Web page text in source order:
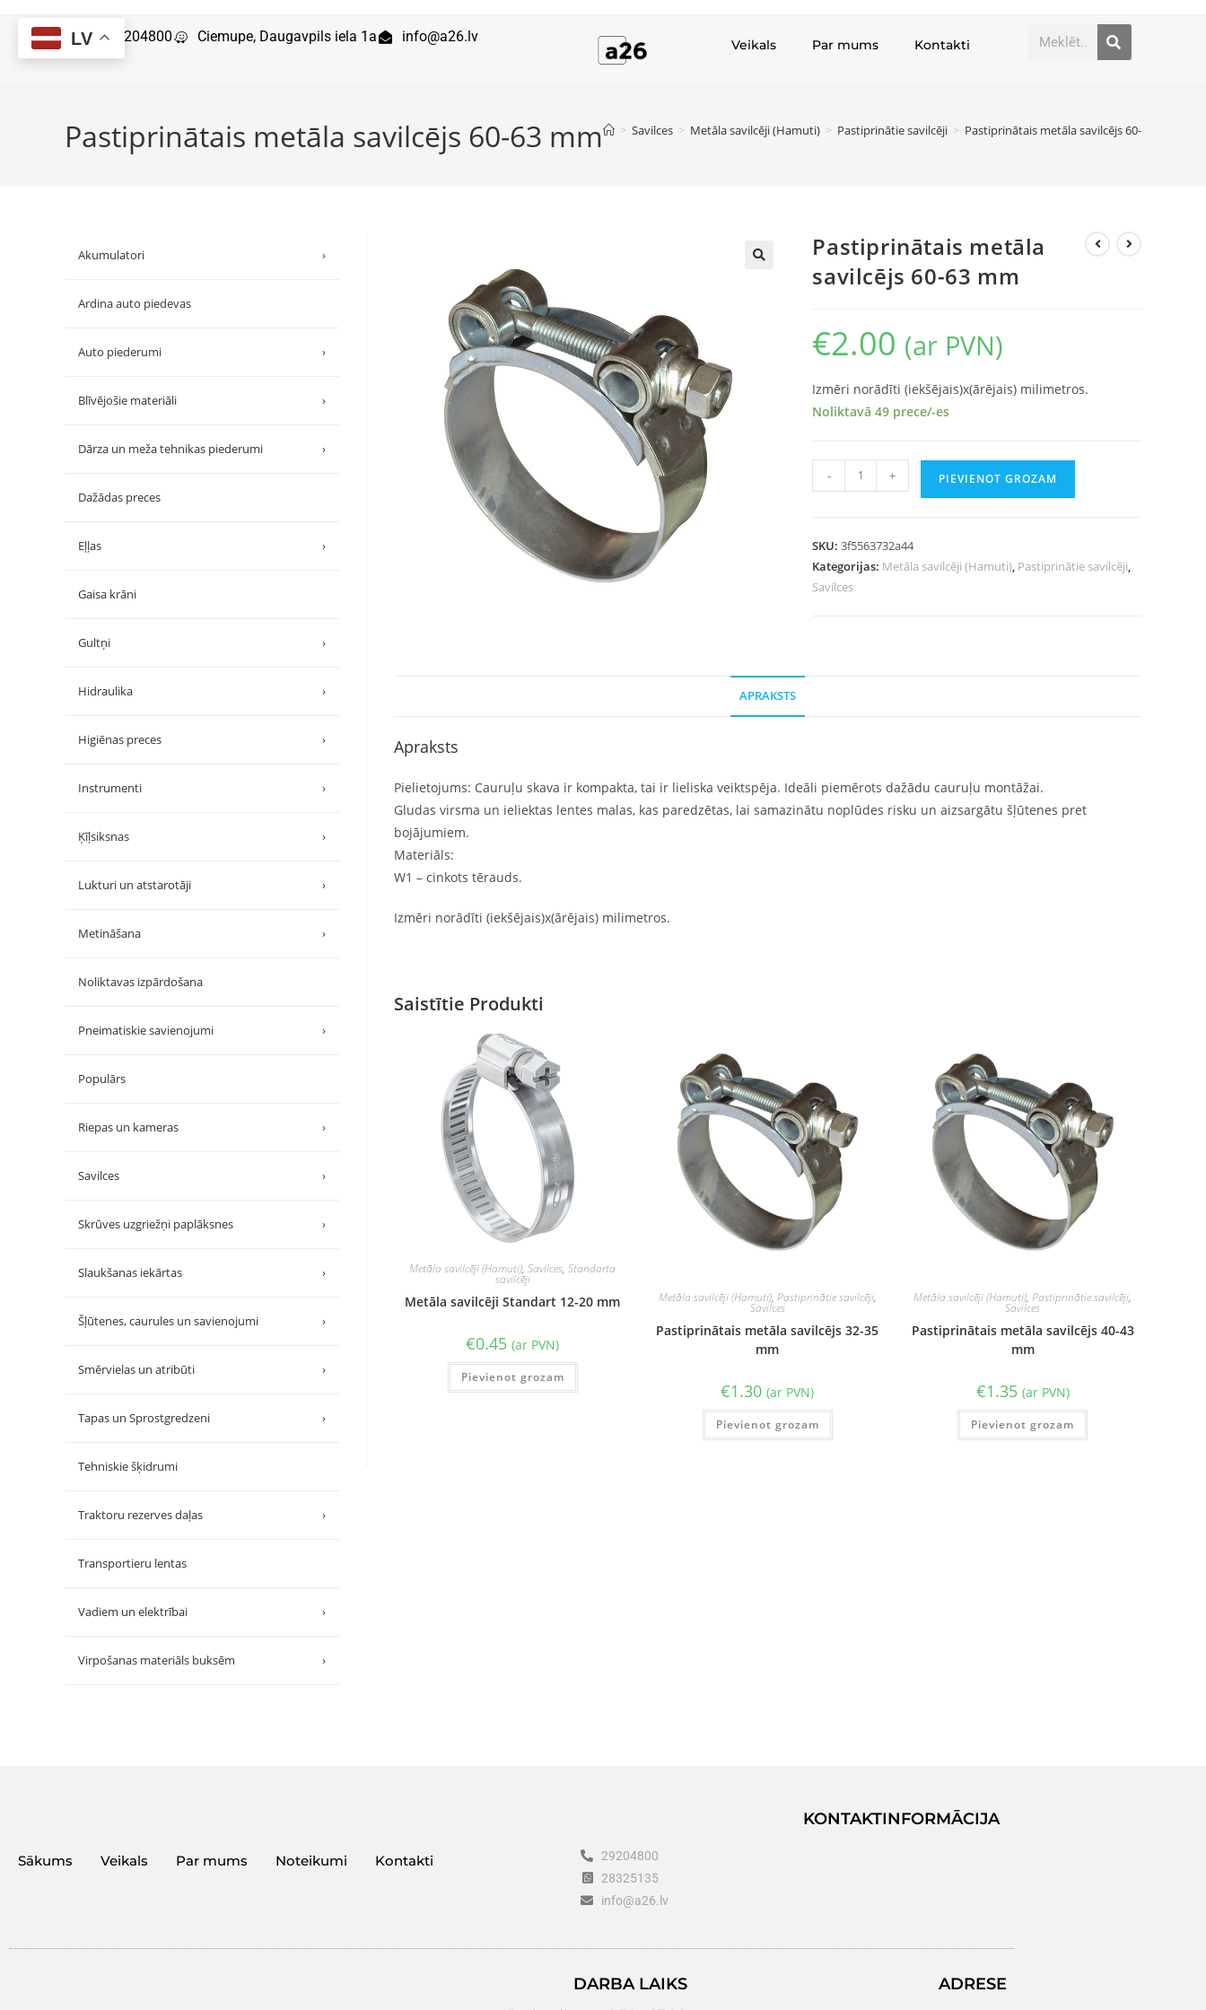
29204800 Ciemupe, Daugavpils iela 1a info@a26.lv Veikals Par mums Kontakti
Pastiprinātais metāla savilcējs 60-63 mm > Savilces > Metāla savilcēji (Hamuti) > Pastiprinātie savilcēji > Pastiprinātais metāla savilcējs 60-63 mm
Pastiprinātais metāla
savilcējs 60-63 mm
€2.00 (ar PVN)
Izmēri norādīti (iekšējais)x(ārējais) milimetros.
Noliktavā 49 prece/-es
- + PIEVIENOT GROZAM
SKU:3f5563732a44
Kategorijas: Metāla savilcēji (Hamuti), Pastiprinātie savilcēji,
Savilces
APRAKSTS
Apraksts
Pielietojums: Cauruļu skava ir kompakta, tai ir lieliska veiktspēja. Ideāli piemērots dažādu cauruļu montāžai.
Gludas virsma un ieliektas lentes malas, kas paredzētas, lai samazinātu noplūdes risku un aizsargātu šļūtenes pret
bojājumiem.
Materiāls:
W1 – cinkots tērauds.
Izmēri norādīti (iekšējais)x(ārējais) milimetros.
Saistītie Produkti
Metāla savilcēji (Hamuti),Savilces,Standarta
savilcēji
Metāla savilcēji Standart 12-20 mm
€0.45 (ar PVN)
Pievienot grozam
Metāla savilcēji (Hamuti), Pastiprinātie savilcēji,
Savilces
Pastiprinātais metāla savilcējs 32-35
mm
€1.30 (ar PVN)
Pievienot grozam
Metāla savilcēji (Hamuti),Pastiprinātie savilcēji,
Savilces
Pastiprinātais metāla savilcējs 40-43
mm
€1.35 (ar PVN)
Pievienot grozam
Akumulatori ›
Ardina auto piedevas
Auto piederumi ›
Blīvējošie materiāli ›
Dārza un meža tehnikas piederumi ›
Dažādas preces
Eļļas ›
Gaisa krāni
Gultņi ›
Hidraulika ›
Higiēnas preces ›
Instrumenti ›
Ķīļsiksnas ›
Lukturi un atstarotāji ›
Metināšana ›
Noliktavas izpārdošana
Pneimatiskie savienojumi ›
Populārs
Riepas un kameras ›
Savilces ›
Skrūves uzgriežņi paplāksnes ›
Slaukšanas iekārtas ›
Šļūtenes, caurules un savienojumi ›
Smērvielas un atribūti ›
Tapas un Sprostgredzeni ›
Tehniskie šķidrumi
Traktoru rezerves daļas ›
Transportieru lentas
Vadiem un elektrībai ›
Virpošanas materiāls buksēm ›
Sākums Veikals Par mums Noteikumi Kontakti
KONTAKTINFORMĀCIJA
29204800
28325135
info@a26.lv
DARBA LAIKS ADRESE
LV